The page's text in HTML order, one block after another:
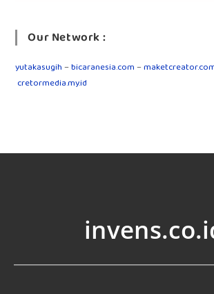
Our Network :
yutakasugih–bicaranesia.com–
cretormedia.my.id